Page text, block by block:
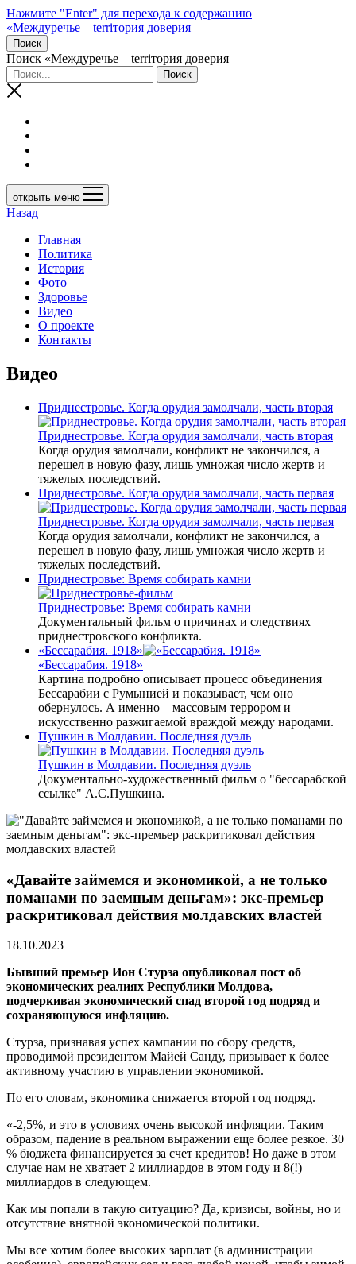
Нажмите "Enter" для перехода к содержанию
«Междуречье – terriтория доверия
Поиск
Поиск «Междуречье – terriтория доверия
открыть меню
Назад
Главная
Политика
История
Фото
Здоровье
Видео
О проекте
Контакты
Видео
Приднестровье. Когда орудия замолчали, часть вторая
Приднестровье. Когда орудия замолчали, часть вторая
Когда орудия замолчали, конфликт не закончился, а
перешел в новую фазу, лишь умножая число жертв и
тяжелых последствий.
Приднестровье. Когда орудия замолчали, часть первая
Приднестровье. Когда орудия замолчали, часть первая
Когда орудия замолчали, конфликт не закончился, а
перешел в новую фазу, лишь умножая число жертв и
тяжелых последствий.
Приднестровье: Время собирать камни
Приднестровье: Время собирать камни
Документальный фильм о причинах и следствиях
приднестровского конфликта.
«Бессарабия. 1918»
«Бессарабия. 1918»
Картина подробно описывает процесс объединения
Бессарабии с Румынией и показывает, чем оно
обернулось. А именно – массовым террором и
искусственно разжигаемой враждой между народами.
Пушкин в Молдавии. Последняя дуэль
Пушкин в Молдавии. Последняя дуэль
Документально-художественный фильм о "бессарабской
ссылке" А.С.Пушкина.
«Давайте займемся и экономикой, а не только
поманами по заемным деньгам»: экс-премьер
раскритиковал действия молдавских властей
18.10.2023
Бывший премьер Ион Стурза опубликовал пост об
экономических реалиях Республики Молдова,
подчеркивая экономический спад второй год подряд и
сохраняющуюся инфляцию.
Стурза, признавая успех кампании по сбору средств,
проводимой президентом Майей Санду, призывает к более
активному участию в управлении экономикой.
По его словам, экономика снижается второй год подряд.
«-2,5%, и это в условиях очень высокой инфляции. Таким
образом, падение в реальном выражении еще более резкое. 30
% бюджета финансируется за счет кредитов! Но даже в этом
случае нам не хватает 2 миллиардов в этом году и 8(!)
миллиардов в следующем.
Как мы попали в такую ситуацию? Да, кризисы, войны, но и
отсутствие внятной экономической политики.
Мы все хотим более высоких зарплат (в администрации